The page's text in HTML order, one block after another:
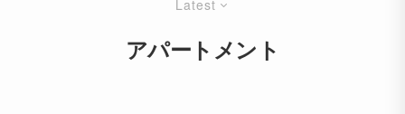
Latest
アパートメント